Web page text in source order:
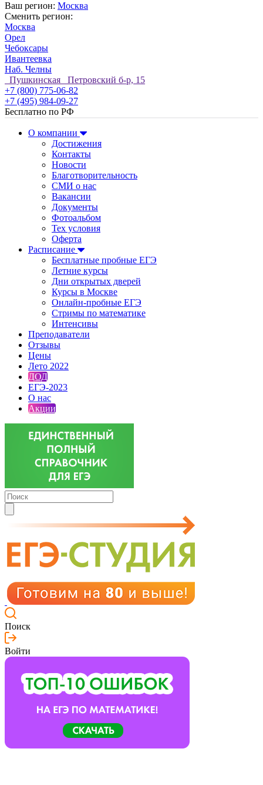
Ваш регион: Москва
Сменить регион:
Москва
Орел
Чебоксары
Ивантеевка
Наб. Челны
Пушкинская Петровский б-р, 15
+7 (800) 775-06-82
+7 (495) 984-09-27
Бесплатно по РФ
О компании
Достижения
Контакты
Новости
Благотворительность
СМИ о нас
Вакансии
Документы
Фотоальбом
Тех условия
Оферта
Расписание
Бесплатные пробные ЕГЭ
Летние курсы
Дни открытых дверей
Курсы в Москве
Онлайн-пробные ЕГЭ
Стримы по математике
Интенсивы
Преподаватели
Отзывы
Цены
Лето 2022
ДОД
ЕГЭ-2023
О нас
Акции
Поиск
Войти